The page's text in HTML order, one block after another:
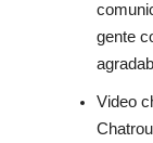
gente
Video